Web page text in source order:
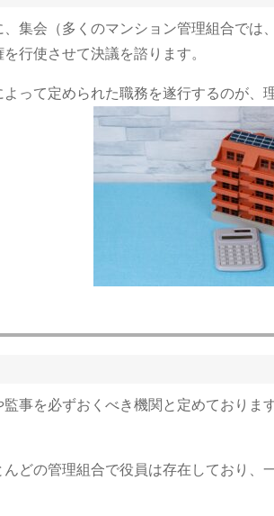
集会（多くのマンション管理組合で
行使させて決議を諮ります。
って定められた職務を遂行するのが、
事を必ずおくべき機関と定めており
どの管理組合で役員は存在しており、